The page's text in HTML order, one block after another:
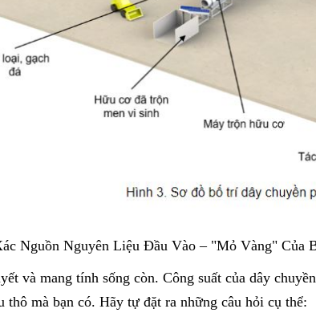
Nguồn Nguyên Liệu Đầu Vào – "Mỏ Vàng" Của
và mang tính sống còn. Công suất của dây
thô mà bạn có. Hãy tự đặt ra những câu hỏi cụ thể: